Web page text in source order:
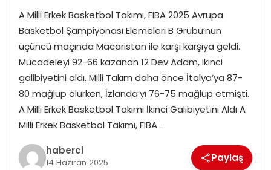
SIYASET
SPOR
TEKNOLOJI
YAŞAM
A Milli Erkek Basketbol Takımı, FIBA 2025 Avrupa
Basketbol Şampiyonası Elemeleri B Grubu’nun
üçüncü maçında Macaristan ile karşı karşıya geldi.
Mücadeleyi 92-66 kazanan 12 Dev Adam, ikinci
galibiyetini aldı. Milli Takım daha önce İtalya’ya 87-
80 mağlup olurken, İzlanda’yı 76-75 mağlup etmişti.
A Milli Erkek Basketbol Takımı İkinci Galibiyetini Aldı A
Milli Erkek Basketbol Takımı, FIBA…
haberci
14 Haziran 2025 Paylaş